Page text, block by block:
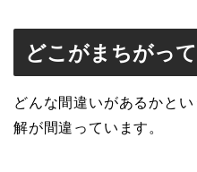
どこがまちがっ
どんな間違いがあるかと
解が間違っています。